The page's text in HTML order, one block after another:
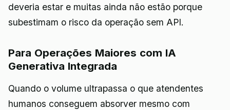
deveria estar e muitas ainda não estão porque
subestimam o risco da operação sem API.
Para Operações Maiores com IA
Generativa Integrada
Quando o volume ultrapassa o que atendentes
humanos conseguem absorver mesmo com